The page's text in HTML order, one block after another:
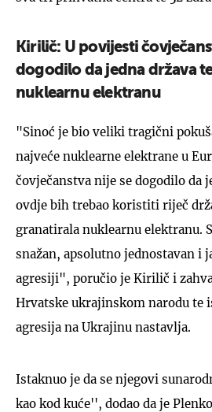
Kirilič: U povijesti
dogodilo da jedna država
nuklearnu elektranu
"Sinoć je bio veliki tragični
najveće nuklearne elektrane u
čovječanstva nije se dogodilo da
ovdje bih trebao koristiti riječ
granatirala nuklearnu elektranu.
snažan, apsolutno jednostavan i
agresiji", poručio je Kirilič i
Hrvatske ukrajinskom narodu te
agresija na Ukrajinu nastavlja.
Istaknuo je da se njegovi
kao kod kuće'', dodao da je